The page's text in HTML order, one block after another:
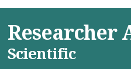
Researcher
Scientific